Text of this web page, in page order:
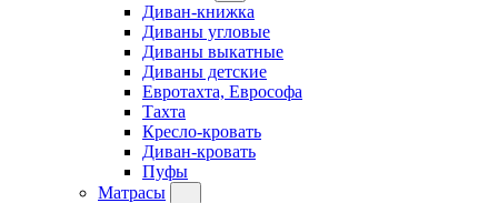
Диван-книжка
Диваны угловые
Диваны выкатные
Диваны детские
Евротахта, Еврософа
Тахта
Кресло-кровать
Диван-кровать
Пуфы
Матрасы